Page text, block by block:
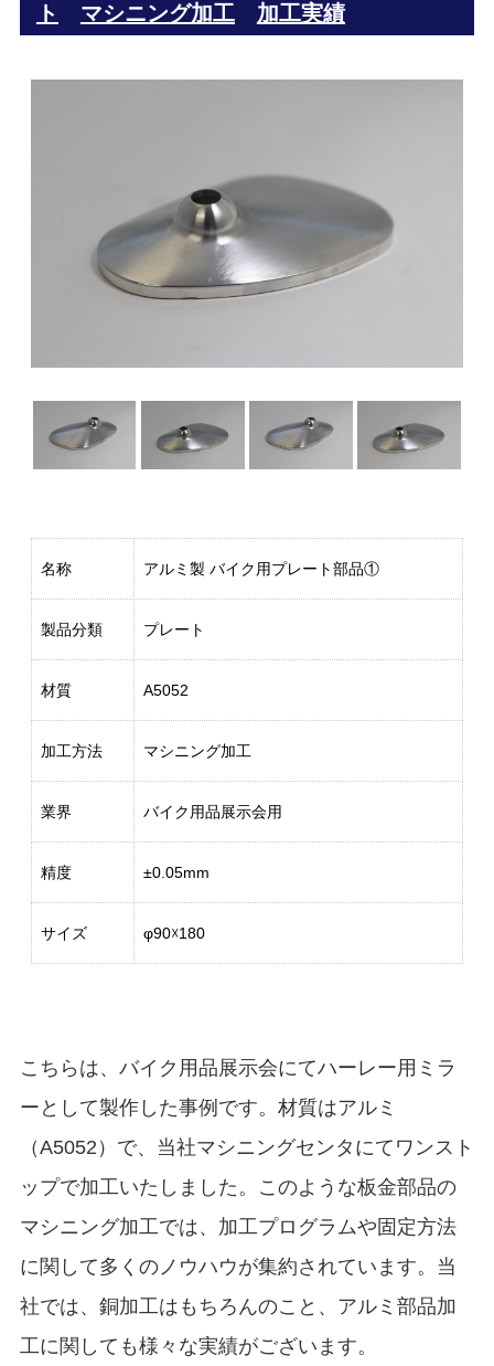
ト
マシニング加工 加工実績
名称 アルミ製 バイク用プレート部品①
製品分類 プレート
材質 A5052
加工方法 マシニング加工
業界 バイク用品展示会用
精度 ±0.05mm
サイズ φ90☓180
こちらは、バイク用品展示会にてハーレー用ミラ
ーとして製作した事例です。材質はアルミ
（A5052）で、当社マシニングセンタにてワンスト
ップで加工いたしました。このような板金部品の
マシニング加工では、加工プログラムや固定方法
に関して多くのノウハウが集約されています。当
社では、銅加工はもちろんのこと、アルミ部品加
工に関しても様々な実績がございます。